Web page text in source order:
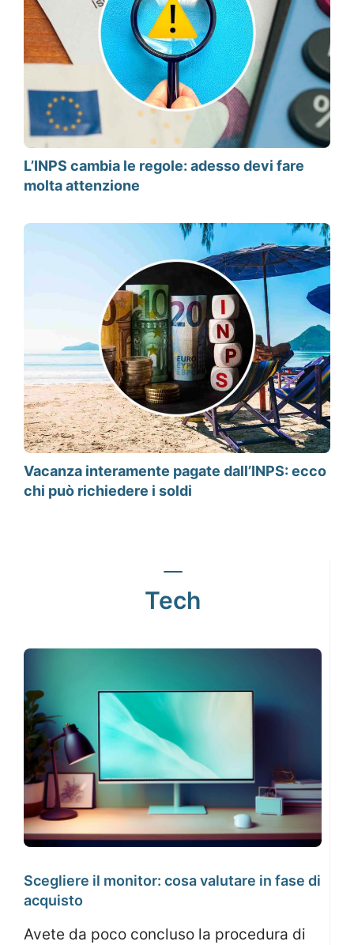
L’INPS cambia le regole: adesso devi fare
molta attenzione
Vacanza interamente pagate dall’INPS: ecco
chi può richiedere i soldi
Tech
Scegliere il monitor: cosa valutare in fase di
acquisto
Avete da poco concluso la procedura di